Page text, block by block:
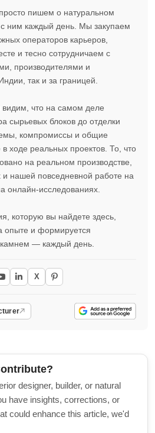
пишем о натуральном
ним каждый день. Мы закупаем
операторов карьеров,
и тесно сотрудничаем с
производителями и
так и за границей.
что на самом деле
сырьевых блоков до отделки
компромиссы и общие
ходе реальных проектов. То, что
на реальном производстве,
и нашей повседневной работе на
онлайн-исследованиях.
которую вы найдете здесь,
опыте и формируется
— каждый день.
X
designer, builder, or natural
have insights, corrections, or
could enhance this article, we'd